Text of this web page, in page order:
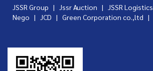
JSSR Group | Jssr Auction | JSSR Logistics
Nego | JCD | Green Corporation co.,ltd |